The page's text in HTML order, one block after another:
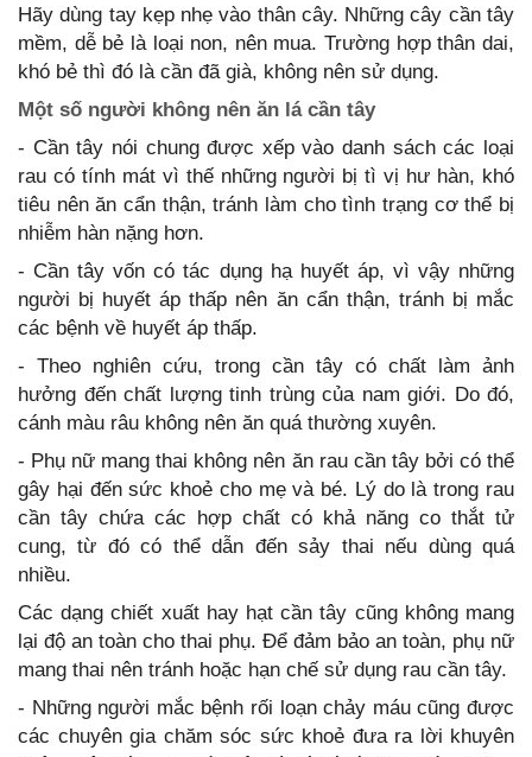
Hãy dùng tay kẹp nhẹ vào thân cây. Những cây cần tây
mềm, dễ bẻ là loại non, nên mua. Trường hợp thân dai,
khó bẻ thì đó là cần đã già, không nên sử dụng.
Một số người không nên ăn lá cần tây
- Cần tây nói chung được xếp vào danh sách các loại
rau có tính mát vì thế những người bị tì vị hư hàn, khó
tiêu nên ăn cẩn thận, tránh làm cho tình trạng cơ thể bị
nhiễm hàn nặng hơn.
- Cần tây vốn có tác dụng hạ huyết áp, vì vậy những
người bị huyết áp thấp nên ăn cẩn thận, tránh bị mắc
các bệnh về huyết áp thấp.
- Theo nghiên cứu, trong cần tây có chất làm ảnh
hưởng đến chất lượng tinh trùng của nam giới. Do đó,
cánh màu râu không nên ăn quá thường xuyên.
- Phụ nữ mang thai không nên ăn rau cần tây bởi có thể
gây hại đến sức khoẻ cho mẹ và bé. Lý do là trong rau
cần tây chứa các hợp chất có khả năng co thắt tử
cung, từ đó có thể dẫn đến sảy thai nếu dùng quá
nhiều.
Các dạng chiết xuất hay hạt cần tây cũng không mang
lại độ an toàn cho thai phụ. Để đảm bảo an toàn, phụ nữ
mang thai nên tránh hoặc hạn chế sử dụng rau cần tây.
- Những người mắc bệnh rối loạn chảy máu cũng được
các chuyên gia chăm sóc sức khoẻ đưa ra lời khuyên